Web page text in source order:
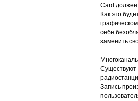
Card должен
Как это
себе
заменить
Существуют
Запись